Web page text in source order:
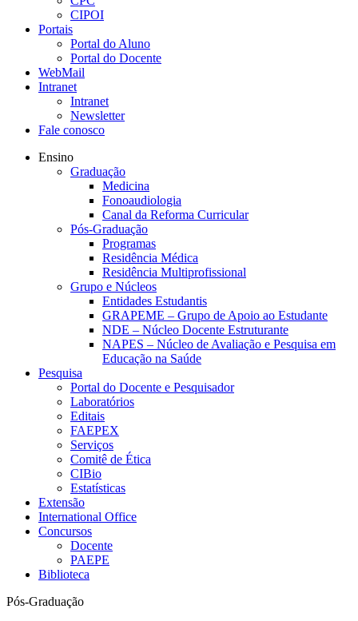
CIPOI
Portais
Portal do Aluno
Portal do Docente
WebMail
Intranet
Intranet
Newsletter
Fale conosco
Ensino
Graduação
Medicina
Fonoaudiologia
Canal da Reforma Curricular
Pós-Graduação
Programas
Residência Médica
Residência Multiprofissional
Grupo e Núcleos
Entidades Estudantis
GRAPEME – Grupo de Apoio ao Estudante
NDE – Núcleo Docente Estruturante
NAPES – Núcleo de Avaliação e Pesquisa em
Educação na Saúde
Pesquisa
Portal do Docente e Pesquisador
Laboratórios
Editais
FAEPEX
Serviços
Comitê de Ética
CIBio
Estatísticas
Extensão
International Office
Concursos
Docente
PAEPE
Biblioteca
Pós-Graduação